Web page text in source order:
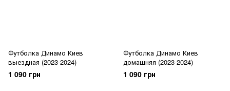
Футболка Динамо Киев
выездная (2023-2024)
1 090 грн
Футболка Динамо Киев
домашняя (2023-2024)
1 090 грн